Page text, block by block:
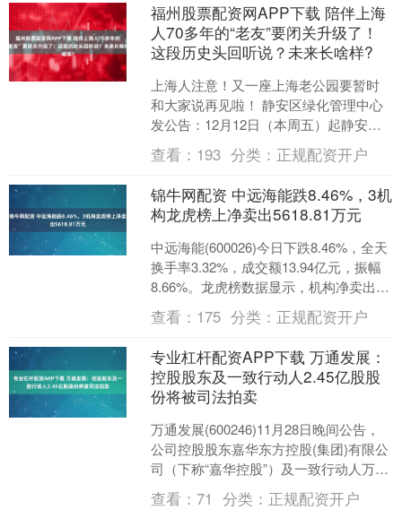
福州股票配资网APP下载 陪伴上海
人70多年的“老友”要闭关升级了！
这段历史头回听说？未来长啥样?
上海人注意！又一座上海老公园要暂时
和大家说再见啦！ 静安区绿化管理中心
发公告：12月12日（本周五）起静安公
园全面闭园改造，将于明年9月上旬试运
行，9月15日正....
查看： 193 分类： 正规配资开户
锦牛网配资 中远海能跌8.46%，3机
构龙虎榜上净卖出5618.81万元
中远海能(600026)今日下跌8.46%，全天
换手率3.32%，成交额13.94亿元，振幅
8.66%。龙虎榜数据显示，机构净卖出
5618.81万元，沪股通净卖....
查看： 175 分类： 正规配资开户
专业杠杆配资APP下载 万通发展：
控股股东及一致行动人2.45亿股股
份将被司法拍卖
万通发展(600246)11月28日晚间公告，
公司控股股东嘉华东方控股(集团)有限公
司（下称“嘉华控股”）及一致行动人万通
投资控股股份有限公司（下称“万通控
股”....
查看：71 分类： 正规配资开户